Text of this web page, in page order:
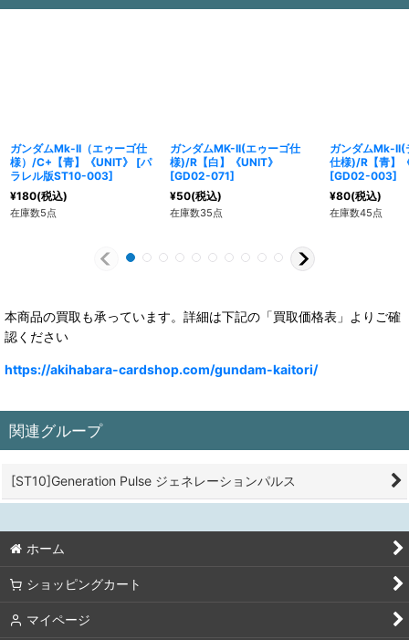
ガンダムMk-II（エゥーゴ仕
様）/C+【青】《UNIT》
[パ
ラレル版ST10-003]
¥180(税込)
在庫数5点
ガンダムMK-II(エゥーゴ仕
様)/R【白】《UNIT》
[GD02-071]
¥50(税込)
在庫数35点
ガンダムMk-II(
仕様)/R【青】
[GD02-003]
¥80(税込)
在庫数45点
本商品の買取も承っています。詳細は下記の「買取価格表」よりご確
認ください
https://akihabara-cardshop.com/gundam-kaitori/
関連グループ
[ST10]Generation Pulse ジェネレーションパルス
ホーム
ショッピングカート
マイページ